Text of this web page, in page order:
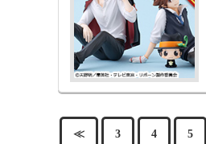
≪ 3 4 5